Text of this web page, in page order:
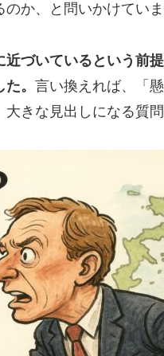
か、と問いかけていま
づいているという前
。 言い換えれば、「
きな見出しになる質